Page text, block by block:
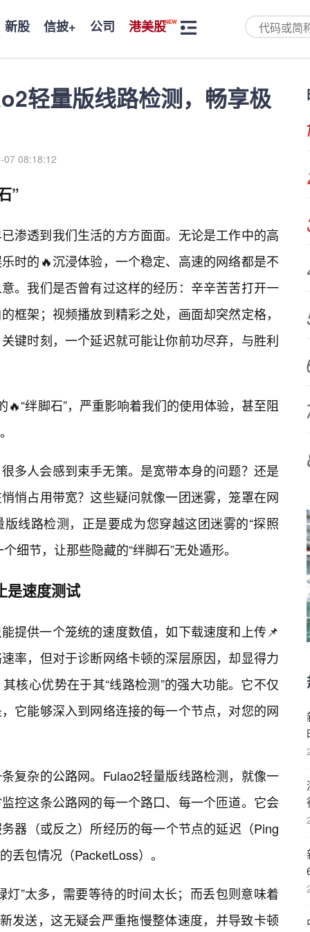
新股 信披+ 公司 港美股
轻量版线路检测，畅享极
07 08:18:12
”
渗透到我们生活的方方面面。无论是工作中的高
时的🔥沉浸体验，一个稳定、高速的网络都是不
。我们是否曾有过这样的经历：辛辛苦苦打开一
框架；视频播放到精彩之处，画面却突然定格，
键时刻，一个延迟就可能让你前功尽弃，与胜利
🔥“绊脚石”，严重影响着我们的使用体验，甚至阻
多人会感到束手无策。是宽带本身的问题？还是
悄占用带宽？这些疑问就像一团迷雾，笼罩在网
线路检测，正是要成为您穿越这团迷雾的“探照
细节，让那些隐藏的“绊脚石”无处遁形。
是速度测试
提供一个笼统的速度数值，如下载速度和上传📌
率，但对于诊断网络卡顿的深层原因，却显得力
核心优势在于其“线路检测”的强大功能。它不仅
它能够深入到网络连接的每一个节点，对您的网
复杂的公路网。Fulao2轻量版线路检测，就像一
控这条公路网的每一个路口、每一个匝道。它会
器（或反之）所经历的每一个节点的延迟（Ping
丢包情况（PacketLoss）。
灯”太多，需要等待的时间太长；而丢包则意味着
发送，这无疑会严重拖慢整体速度，并导致卡顿